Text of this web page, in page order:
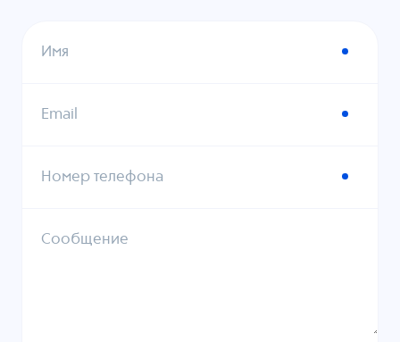
Имя
Email
Номер телефона
Сообщение